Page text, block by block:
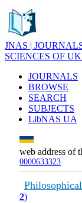
JNAS |
SCIENCES OF
JOURNALS
BROWSE
SEARCH
SUBJECTS
LibNAS UA
web address of
0000633323
2)